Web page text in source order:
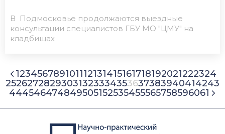
В Подмосковье продолжаются выездные
консультации специалистов ГБУ МО "ЦМУ" на
кладбищах
123456789101112131415161718192021222324
25262728293031323334353637383940414243
444546474849505152535455565758596061